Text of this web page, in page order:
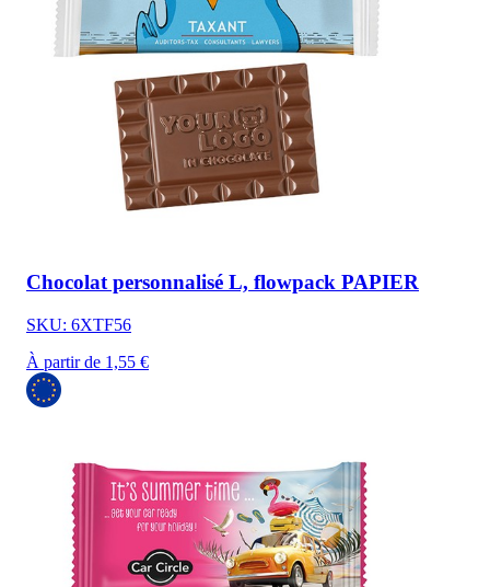
Chocolat personnalisé L, flowpack PAPIER
SKU: 6XTF56
À partir de 1,55 €